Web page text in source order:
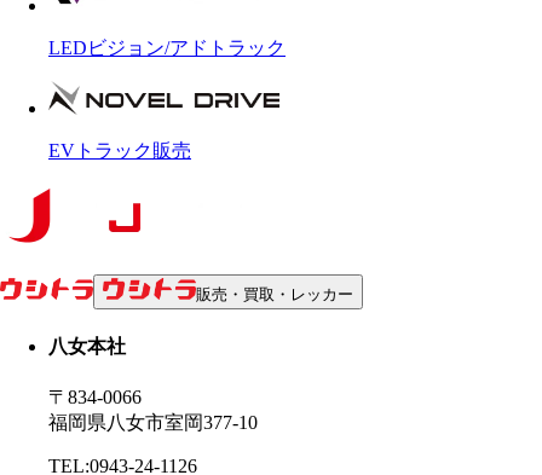
LEDビジョン/アドトラック
EVトラック販売
販売・買取・レッカー
八女本社
〒834-0066
福岡県八女市室岡377-10
TEL:0943-24-1126